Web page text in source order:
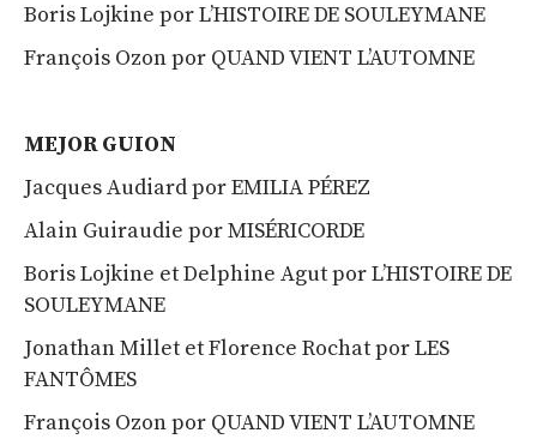
Boris Lojkine por L’HISTOIRE DE SOULEYMANE
François Ozon por QUAND VIENT L’AUTOMNE
MEJOR GUION
Jacques Audiard por EMILIA PÉREZ
Alain Guiraudie por MISÉRICORDE
Boris Lojkine et Delphine Agut por L’HISTOIRE DE
SOULEYMANE
Jonathan Millet et Florence Rochat por LES
FANTÔMES
François Ozon por QUAND VIENT L’AUTOMNE